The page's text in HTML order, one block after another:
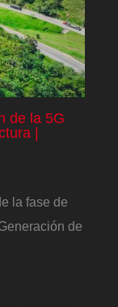
de la 5G
|
la fase de
de